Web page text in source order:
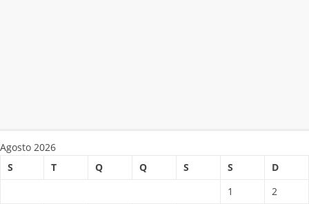
Agosto 2026
S
T Q Q S S
D
1
2